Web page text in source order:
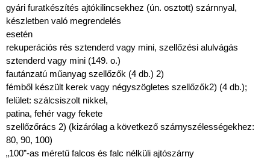
gyári furatkészítés ajtókilincsekhez (ún. osztott) szárnnyal,
készletben való megrendelés
esetén
rekuperációs rés sztenderd vagy mini, szellőzési alulvágás
sztenderd vagy mini (149. o.)
fautánzatú műanyag szellőzők (4 db.) 2)
fémből készült kerek vagy négyszögletes szellőzők2) (4 db.);
felület: szálcsiszolt nikkel,
patina, fehér vagy fekete
szellőzőrács 2) (kizárólag a következő szárnyszélességekhez:
80, 90, 100)
„100”-as méretű falcos és falc nélküli ajtószárny